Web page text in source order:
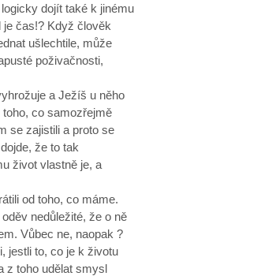
dojít také k jinému
čas!? Když člověk
ušlechtile, může
poživačnosti,
a Ježíš u něho
co samozřejmě
se zajistili a proto se
že to tak
život vlastně je, a
od toho, co máme.
nedůležité, že o ně
Vůbec ne, naopak ?
jestli to, co je k životu
z toho udělat smysl